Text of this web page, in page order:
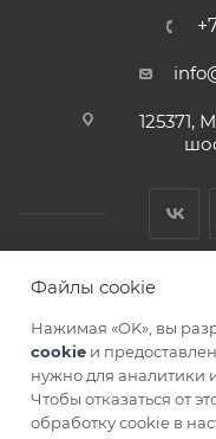
125371,
СОГЛАСИЕ НА
Файлы cookie
Нажимая «OK», вы
cookie и
нужно для аналитики
Чтобы отказаться от
обработку cookie в